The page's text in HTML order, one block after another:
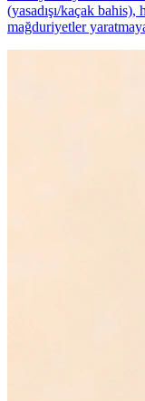
(yasadışı/kaçak
mağduriyetler